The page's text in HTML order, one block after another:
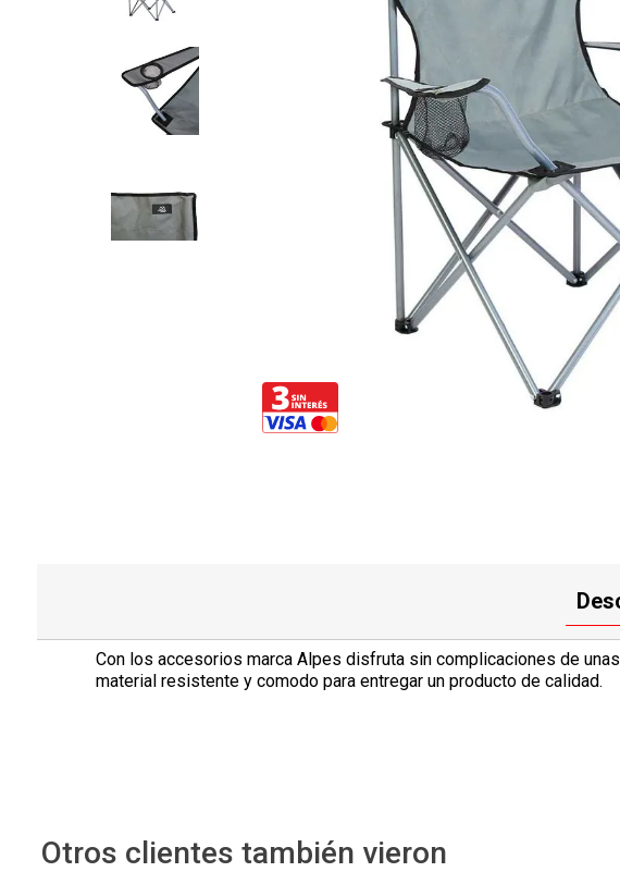
Con los accesorios marca Alpes disfruta sin complicaciones de
material resistente y comodo para entregar un producto de calidad.
Otros clientes también vieron
Nestle Classic